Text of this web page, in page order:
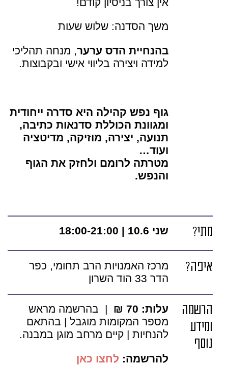
משך הסדנה: שלוש שעות
בהנחיית הדס ערער, מנחה תהליכי
למידה ויצירה בליווי אישי ובקבוצות.
גוף נפש קהילה היא סדרה ייחודית
ומגוונת הכוללת סדנאות כתיבה,
תנועה, יצירה, מוזיקה, מדיטציה
ועוד…
מטרתה לרומם ולחזק את הגוף
והנפש.
מתי? שני 10.6 | 18:00-21:00
איפה?
מרכז האמנויות הרב תחומי, כפר
הדר 33 הוד השרון
הרשמה
ומידע
נוסף
עלות: 70 ₪
| בהרשמה מראש
מספר המקומות מוגבל | בהתאם
להנחיות | קיים מרחב מוגן במבנה.
להרשמה: לחצו כאן